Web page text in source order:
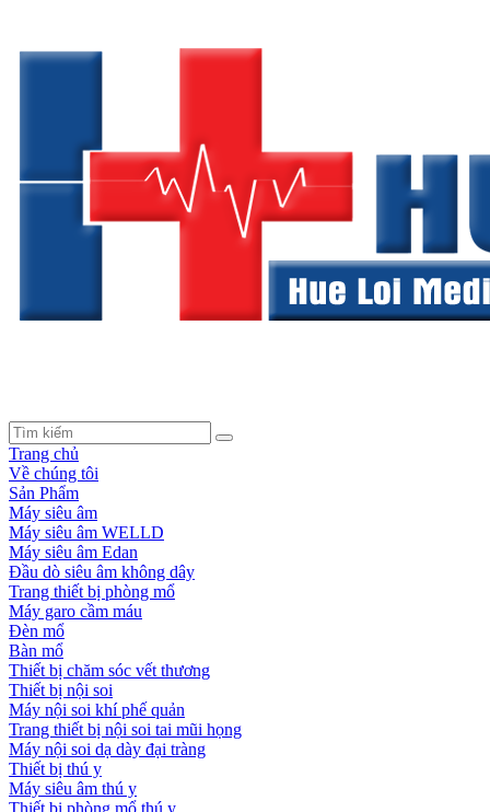
Trang chủ
Về chúng tôi
Sản Phẩm
Máy siêu âm
Máy siêu âm WELLD
Máy siêu âm Edan
Đầu dò siêu âm không dây
Trang thiết bị phòng mổ
Máy garo cầm máu
Đèn mổ
Bàn mổ
Thiết bị chăm sóc vết thương
Thiết bị nội soi
Máy nội soi khí phế quản
Trang thiết bị nội soi tai mũi họng
Máy nội soi dạ dày đại tràng
Thiết bị thú y
Máy siêu âm thú y
Thiết bị phòng mổ thú y